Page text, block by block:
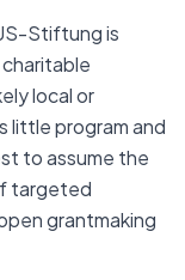
Stiftung is
local or
little program and
to assume the
targeted
grantmaking